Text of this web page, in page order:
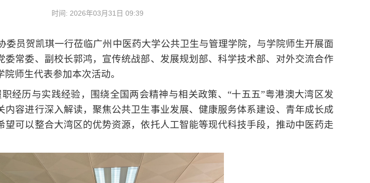
时间: 2026年03月31日 09:39
委员贺凯琪一行莅临广州中医药大学公共卫生与管理学院，与学院师生开展面
委常委、副校长郭鸿，宣传统战部、发展规划部、科学技术部、对外交流合作
师生代表参加本次活动。
经历与实践经验，围绕全国两会精神与相关政策、 “十五五”粤港澳大湾区发
内容进行深入解读，聚焦公共卫生事业发展、健康服务体系建设、青年成长成
望可以整合大湾区的优势资源，依托人工智能等现代科技手段，推动中医药走